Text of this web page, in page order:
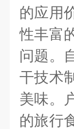
的应用
性丰富
问题。
干技术
美味。
的旅行